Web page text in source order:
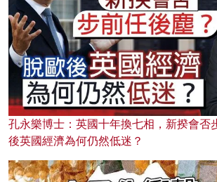
孔永樂博士：英國十年換七相，新揆會否
後英國經濟為何仍然低迷？